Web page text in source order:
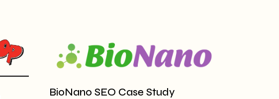
BioNano SEO Case Study